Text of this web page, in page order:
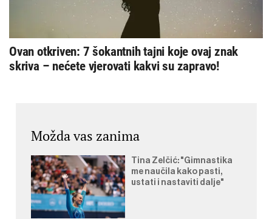
Ovan otkriven: 7 šokantnih tajni koje ovaj znak
skriva – nećete vjerovati kakvi su zapravo!
Možda vas zanima
Tina Zelčić: "Gimnastika
me naučila kako pasti,
ustati i nastaviti dalje"